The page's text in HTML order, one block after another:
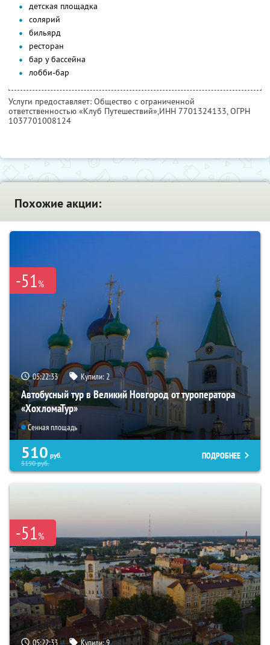
детская площадка
солярий
бильярд
ресторан
бар у бассейна
лобби-бар
Услуги предоставляет: Общество с ограниченной
ответственностью «Клуб Путешествий»,ИНН 7701324133, ОГРН
1037701008124
Похожие акции:
-51%
05:22:31 Купили:2
Автобусный тур в Великий Новгород от туроператора
«ХохломаТур»
Сенная площадь
510 руб.
5190руб.
ПОДРОБНЕЕ
-51%
05:22:31 Купили:9